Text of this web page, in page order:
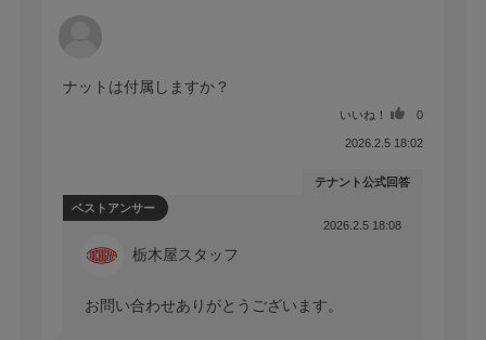
ナットは付属しますか？
いいね！ 0
2026.2.5 18:02
2026.2.5 18:08
栃木屋スタッフ
お問い合わせありがとうございます。
ベストアンサー
テナント公式回答